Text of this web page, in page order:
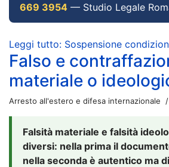
669 3954 — Studio Legale
Leggi tutto: Sospensione
Falso e
materiale o
Arresto all'estero e difesa internazionale
Falsità materiale e falsità
diversi: nella prima il
nella seconda è autentico ma